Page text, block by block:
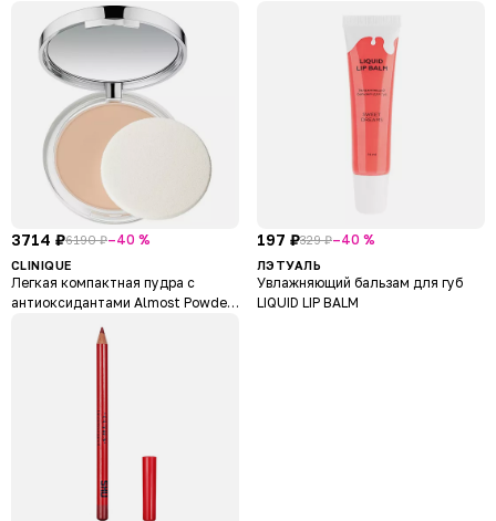
3714 ₽6190 ₽–40 %
CLINIQUE
Легкая компактная пудра с
антиоксидантами Almost Powder
197 ₽329 ₽–40 %
ЛЭТУАЛЬ
Увлажняющий бальзам для губ
LIQUID LIP BALM